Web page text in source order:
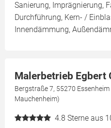
Sanierung, Imprägnierung,
Durchführung, Kern- /
Innendämmung,
Malerbetrieb Egbert
Bergstraße 7, 55270
Mauchenheim)
4.8 Sterne aus